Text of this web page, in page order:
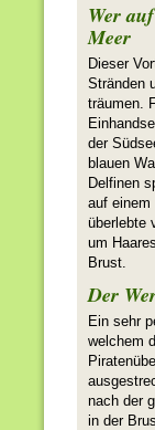
Wer
Meer
Dieser
Stränden
träumen.
der
blauen
Delfinen
auf einem
überlebte
um
Brust.
Der
Ein sehr
welchem
nach der
in der